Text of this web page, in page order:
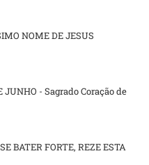
NOME DE JESUS
JUNHO - Sagrado Coração de
BATER FORTE, REZE ESTA